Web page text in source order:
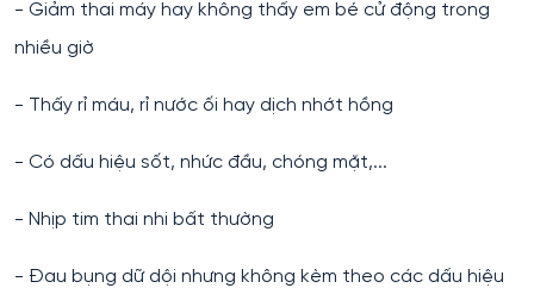
- Giảm thai máy hay không thấy em bé cử động trong
nhiều giờ
- Thấy rỉ máu, rỉ nước ối hay dịch nhớt hồng
- Có dấu hiệu sốt, nhức đầu, chóng mặt,...
- Nhịp tim thai nhi bất thường
- Đau bụng dữ dội nhưng không kèm theo các dấu hiệu